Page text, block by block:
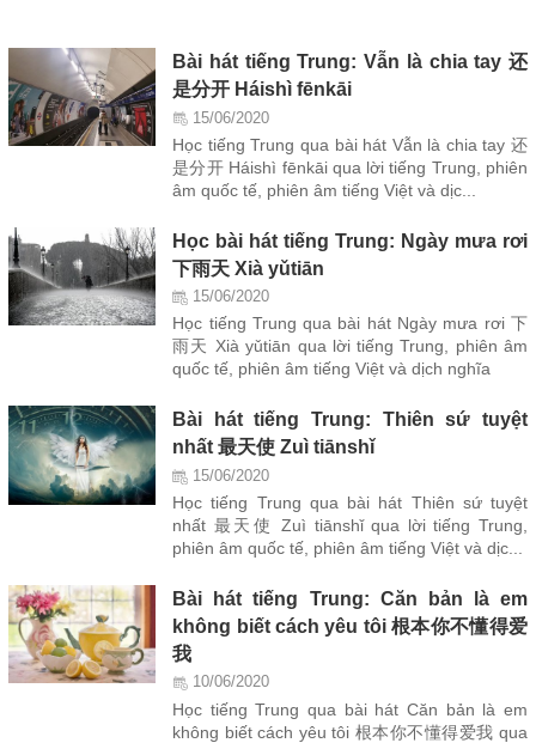
Bài hát tiếng Trung: Vẫn là chia tay 还
是分开 Háishì fēnkāi
15/06/2020
Học tiếng Trung qua bài hát Vẫn là chia tay 还
是分开 Háishì fēnkāi qua lời tiếng Trung, phiên
âm quốc tế, phiên âm tiếng Việt và dịc...
Học bài hát tiếng Trung: Ngày mưa rơi
下雨天 Xià yǔtiān
15/06/2020
Học tiếng Trung qua bài hát Ngày mưa rơi 下
雨天 Xià yǔtiān qua lời tiếng Trung, phiên âm
quốc tế, phiên âm tiếng Việt và dịch nghĩa
Bài hát tiếng Trung: Thiên sứ tuyệt
nhất 最天使 Zuì tiānshǐ
15/06/2020
Học tiếng Trung qua bài hát Thiên sứ tuyệt
nhất 最天使 Zuì tiānshǐ qua lời tiếng Trung,
phiên âm quốc tế, phiên âm tiếng Việt và dịc...
Bài hát tiếng Trung: Căn bản là em
không biết cách yêu tôi 根本你不懂得爱
我
10/06/2020
Học tiếng Trung qua bài hát Căn bản là em
không biết cách yêu tôi 根本你不懂得爱我 qua